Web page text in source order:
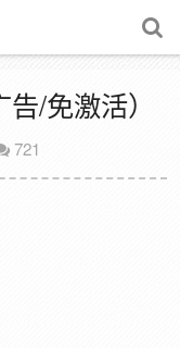
/免激活）
721